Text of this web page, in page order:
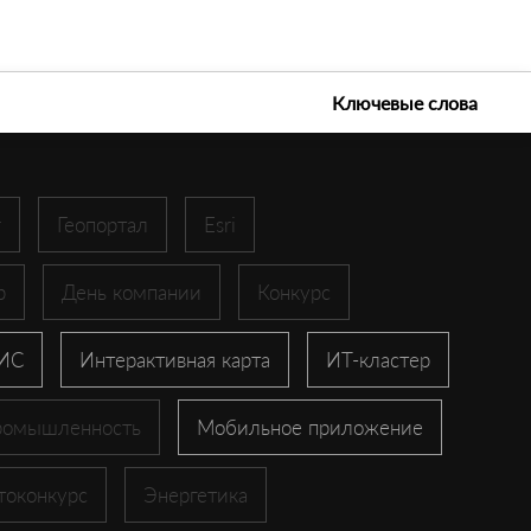
Ключевые слова
Геопортал Esri
День компании Конкурс
Интерактивная карта ИТ-кластер
Мобильное приложение
Энергетика